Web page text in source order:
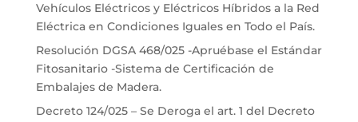
Vehículos Eléctricos y Eléctricos Híbridos a la Red
Eléctrica en Condiciones Iguales en Todo el País.
Resolución DGSA 468/025 -Apruébase el Estándar
Fitosanitario -Sistema de Certificación de
Embalajes de Madera.
Decreto 124/025 – Se Deroga el art. 1 del Decreto